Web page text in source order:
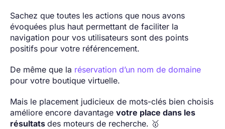
Sachez que toutes les actions que nous avons
évoquées plus haut permettant de faciliter la
navigation pour vos utilisateurs sont des points
positifs pour votre référencement.
De même que la réservation d’un nom de domaine
pour votre boutique virtuelle.
Mais le placement judicieux de mots-clés bien choisis
améliore encore davantage votre place dans les
résultats des moteurs de recherche. 🥇